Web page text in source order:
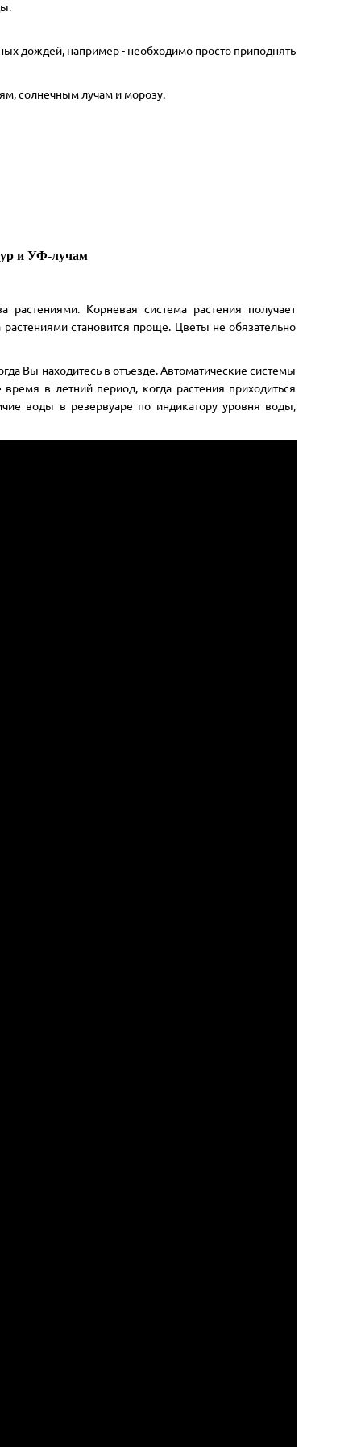
дождей, например - необходимо просто приподнять
солнечным лучам и морозу.
и УФ-лучам
Корневая система растения получает
становится проще. Цветы не обязательно
Вы находитесь в отъезде. Автоматические системы
в летний период, когда растения приходиться
воды в резервуаре по индикатору уровня воды,